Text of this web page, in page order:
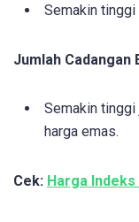
Semakin tinggi
Jumlah Cadangan
Semakin tinggi
harga emas.
Cek: Harga Indeks